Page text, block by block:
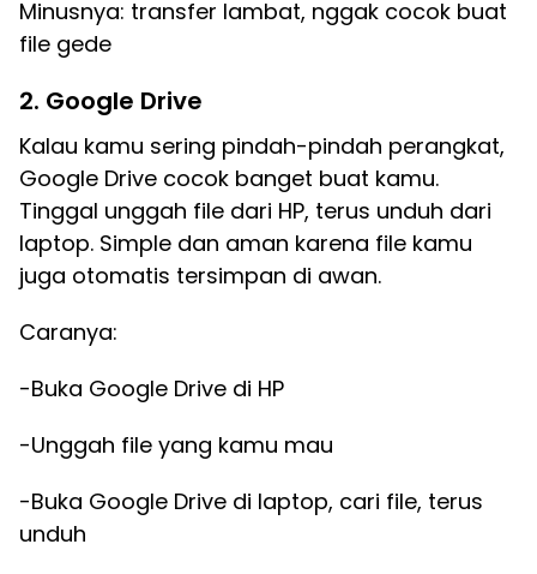
Minusnya: transfer lambat, nggak cocok buat
file gede
2. Google Drive
Kalau kamu sering pindah-pindah perangkat,
Google Drive cocok banget buat kamu.
Tinggal unggah file dari HP, terus unduh dari
laptop. Simple dan aman karena file kamu
juga otomatis tersimpan di awan.
Caranya:
-Buka Google Drive di HP
-Unggah file yang kamu mau
-Buka Google Drive di laptop, cari file, terus
unduh